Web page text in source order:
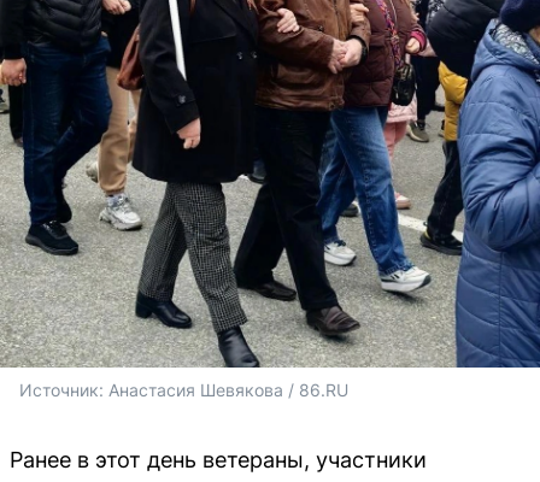
Источник: Анастасия Шевякова / 86.RU
Ранее в этот день ветераны, участники